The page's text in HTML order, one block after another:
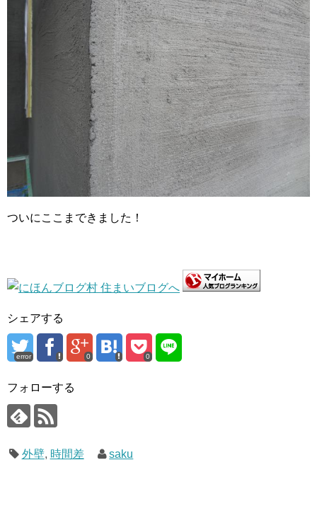
ついにここまできました！
シェアする
error 0 0
フォローする
外壁, 時間差 saku